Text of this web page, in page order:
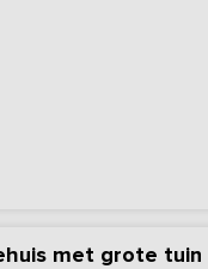
met grote